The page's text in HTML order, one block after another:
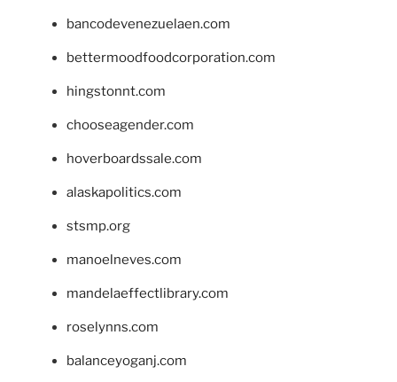
bancodevenezuelaen.com
bettermoodfoodcorporation.com
hingstonnt.com
chooseagender.com
hoverboardssale.com
alaskapolitics.com
stsmp.org
manoelneves.com
mandelaeffectlibrary.com
roselynns.com
balanceyoganj.com